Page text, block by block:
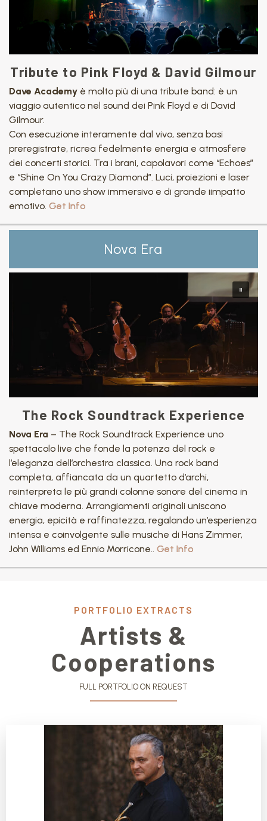
Tribute to Pink Floyd & David Gilmour
Dave Academy è molto più di una tribute band: è un
viaggio autentico nel sound dei Pink Floyd e di David
Gilmour.
Con esecuzione interamente dal vivo, senza basi
preregistrate, ricrea fedelmente energia e atmosfere
dei concerti storici. Tra i brani, capolavori come “Echoes”
e “Shine On You Crazy Diamond”. Luci, proiezioni e laser
completano uno show immersivo e di grande iimpatto
emotivo. Get Info
Nova Era
The Rock Soundtrack Experience
Nova Era – The Rock Soundtrack Experience uno
spettacolo live che fonde la potenza del rock e
l’eleganza dell’orchestra classica. Una rock band
completa, affiancata da un quartetto d’archi,
reinterpreta le più grandi colonne sonore del cinema in
chiave moderna. Arrangiamenti originali uniscono
energia, epicità e raffinatezza, regalando un’esperienza
intensa e coinvolgente sulle musiche di Hans Zimmer,
John Williams ed Ennio Morricone.. Get Info
PORTFOLIO EXTRACTS
Artists &
Cooperations
FULL PORTFOLIO ON REQUEST